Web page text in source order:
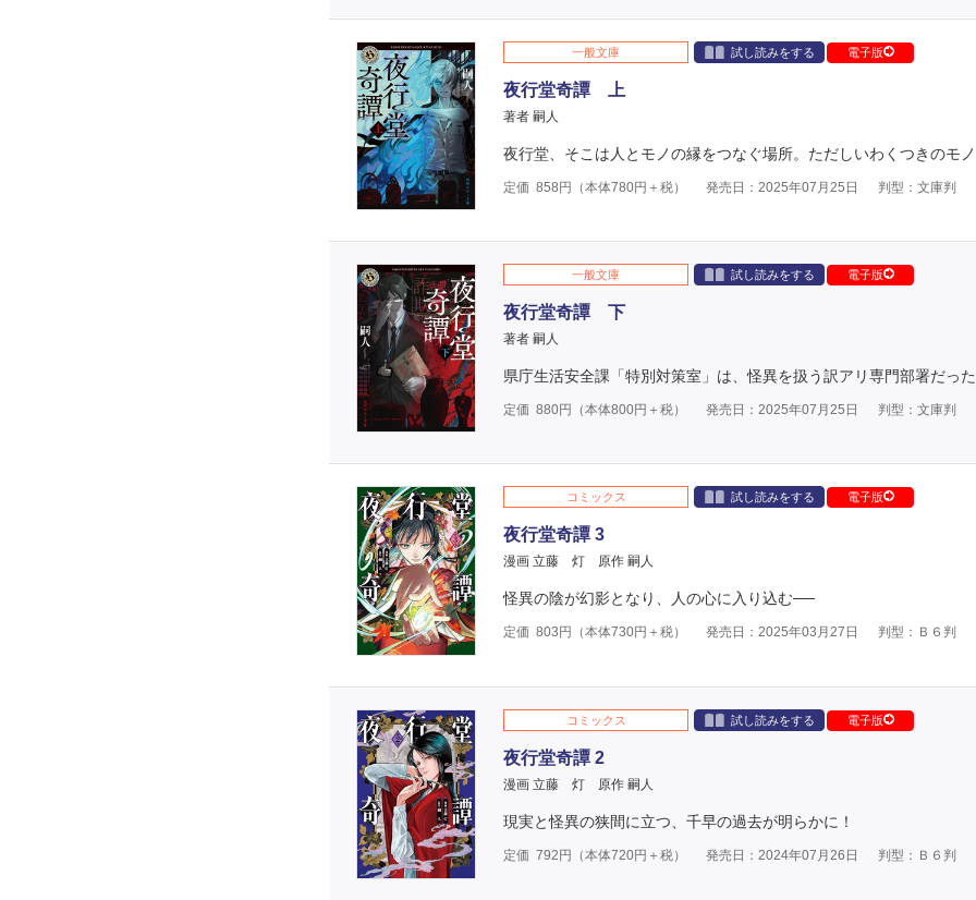
一般文庫 試し読みをする 電子版
夜行堂奇譚 上
著者 嗣人
夜行堂、そこは人とモノの縁をつなぐ場所。ただしいわくつきのモノ
定価 858 円（本体780円＋税） 発売日：2025年07月25日 判型：文庫判
一般文庫 試し読みをする 電子版
夜行堂奇譚 下
著者 嗣人
県庁生活安全課「特別対策室」は、怪異を扱う訳アリ専門部署だった
定価 880円（本体800円＋税） 発売日：2025年07月25日 判型：文庫判
コミックス 試し読みをする 電子版
夜行堂奇譚 3
漫画 立藤 灯 原作 嗣人
怪異の陰が幻影となり、人の心に入り込む──
定価 803 円（本体730円＋税） 発売日：2025年03月27日 判型：Ｂ６判
コミックス 試し読みをする 電子版
夜行堂奇譚 2
漫画 立藤 灯 原作 嗣人
現実と怪異の狭間に立つ、千早の過去が明らかに！
定価 792 円（本体720円＋税） 発売日：2024年07月26日 判型：Ｂ６判